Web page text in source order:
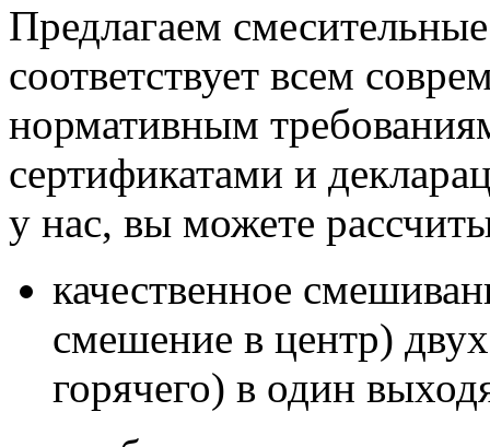
Предлагаем
соответствует всем
нормативным
сертификатами и
у нас, вы можете
качественное
смешение в центр)
горячего) в один